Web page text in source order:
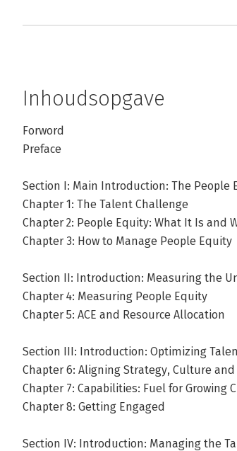
Inhoudsopgave
Forword
Preface
Section I: Main Introduction: The People
Chapter 1: The Talent Challenge
Chapter 2: People Equity: What It Is and
Chapter 3: How to Manage People Equity
Section II: Introduction: Measuring the
Chapter 4: Measuring People Equity
Chapter 5: ACE and Resource Allocation
Section III: Introduction: Optimizing
Chapter 6: Aligning Strategy, Culture
Chapter 7: Capabilities: Fuel for Growing
Chapter 8: Getting Engaged
Section IV: Introduction: Managing the